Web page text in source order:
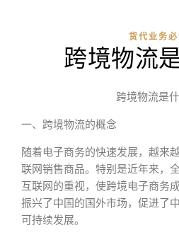
货代业务
跨境物流
跨境物流是什
一、跨境物流的概念
随着电子商务的快速发展，越来
联网销售商品。特别是近年来，
互联网的重视，使跨境电子商务
振兴了中国的国外市场，促进了
可持续发展。